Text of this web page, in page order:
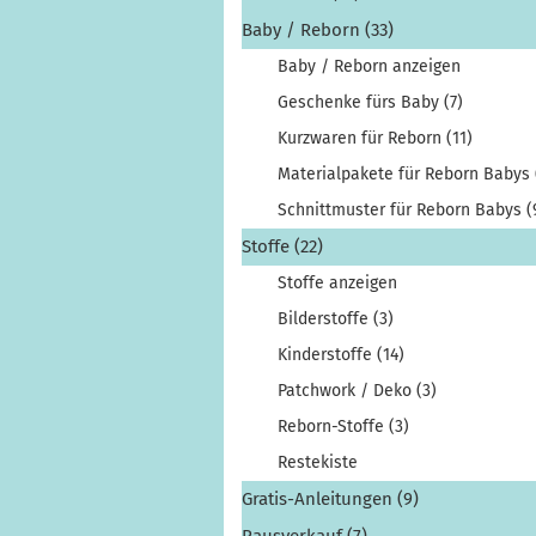
Baby / Reborn (33)
Baby / Reborn anzeigen
Geschenke fürs Baby (7)
Kurzwaren für Reborn (11)
Materialpakete für Reborn Babys
Schnittmuster für Reborn Babys
Stoffe (22)
Stoffe anzeigen
Bilderstoffe (3)
Kinderstoffe (14)
Patchwork / Deko (3)
Reborn-Stoffe (3)
Restekiste
Gratis-Anleitungen (9)